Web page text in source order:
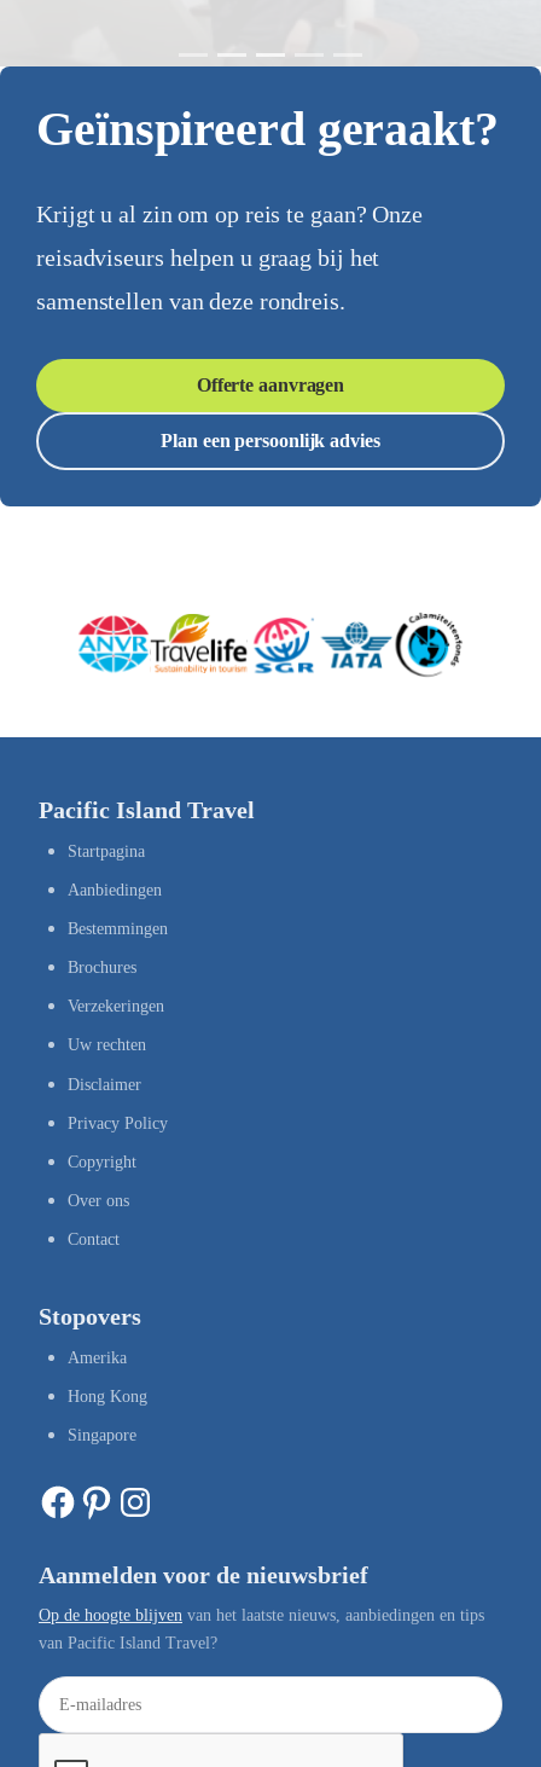
Geïnspireerd geraakt?
Krijgt u al zin om op reis te gaan? Onze
reisadviseurs helpen u graag bij het
samenstellen van deze rondreis.
Offerte aanvragen
Plan een persoonlijk advies
Pacific Island Travel
Startpagina
Aanbiedingen
Bestemmingen
Brochures
Verzekeringen
Uw rechten
Disclaimer
Privacy Policy
Copyright
Over ons
Contact
Stopovers
Amerika
Hong Kong
Singapore
Facebook Pinterest Instagram
Aanmelden voor de nieuwsbrief
Op de hoogte blijven van het laatste nieuws, aanbiedingen en tips
van Pacific Island Travel?
E
-